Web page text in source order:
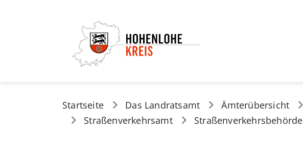
Startseite Das Landratsamt Ämterübersicht
Straßenverkehrsamt
Straßenverkehrsbehörde